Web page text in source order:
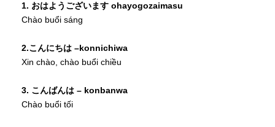
1. おはようございます ohayogozaimasu
Chào buổi sáng
2.こんにちは –konnichiwa
Xin chào, chào buổi chiều
3. こんばんは – konbanwa
Chào buổi tối